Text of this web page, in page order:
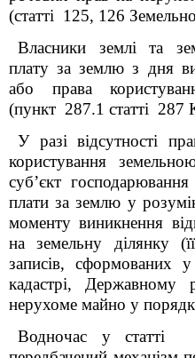
(статті 125, 126
Власники землі та
плату за землю з дня
або права
(пункт 287.1 статті 287
У разі відсутності
користування
суб’єкт
плати за землю у
моменту виникнення
на земельну ділянку
записів, сформованих у
кадастрі, Державному
нерухоме майно у
Водночас у статті